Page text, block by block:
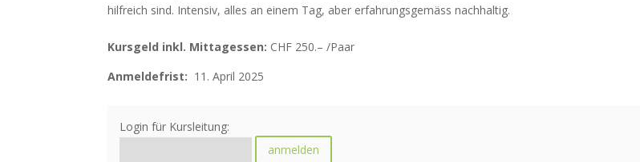
hilfreich sind. Intensiv, alles an einem Tag, aber erfahrungsgemäss nachhaltig.
Kursgeld inkl. Mittagessen: CHF 250.– /Paar
Anmeldefrist: 11. April 2025
Login für Kursleitung: